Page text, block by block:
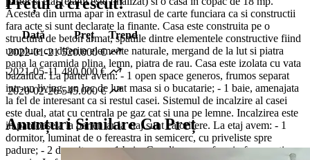
Acestea din urma apar in extrasul de carte funciara ca si constructii
fara acte si sunt declarate la finante. Casa este construita pe o
structura de beton armat, spatiile dintre elementele constructive fiind
umplute cu diferite elemente naturale, mergand de la lut si piatra
pana la caramida plina, lemn, piatra de rau. Casa este izolata cu vata
bazaltica. La parter avem: - 1 open space generos, frumos separat
intr-un living, un loc de luat masa si o bucatarie; - 1 baie, amenajata
la fel de interesant ca si restul casei. Sistemul de incalzire al casei
este dual, atat cu centrala pe gaz cat si una pe lemne. Incalzirea este
in pardoasela la parter iar la etaj sunt calorifere. La etaj avem: - 1
dormitor, luminat de o fereastra in semicerc, cu priveliste spre
padure; - 2 dormitoare; - 1 baie. Canalizarea se face in fosa septica
Prețul a crescut!
Dată Preț
Trend
2022-01-21 520.000 €
2021-05-11 480.000 €
2020-02-26 545.000 €
Anunțuri Similare Ca Preț